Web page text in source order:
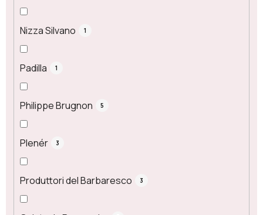
Nizza Silvano 1
Padilla 1
Philippe Brugnon 5
Plenér 3
Produttori del Barbaresco 3